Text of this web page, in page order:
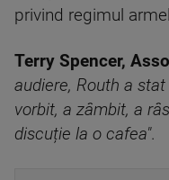
privind regimul
Terry Spencer,
audiere, Routh a
vorbit, a zâmbit, a
discuție la o cafea".